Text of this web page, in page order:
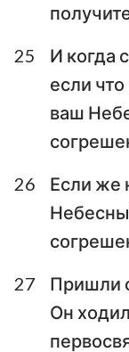
25
И когда
если
ваш
26
Если же
27
Пришли
Он